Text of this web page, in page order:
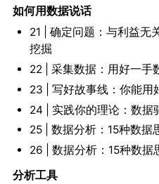
如何用数据说话
21 | 确定问题：与利益无
挖掘
22 | 采集数据：用好一手
23 | 写好故事线：你能用
24 | 实践你的理论：数据
25 | 数据分析：15种数据
26 | 数据分析：15种数据
分析工具